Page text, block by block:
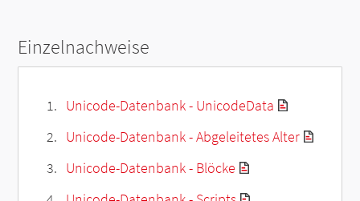
Einzelnachweise
Unicode-Datenbank - UnicodeData
Unicode-Datenbank - Abgeleitetes Alter
Unicode-Datenbank - Blöcke